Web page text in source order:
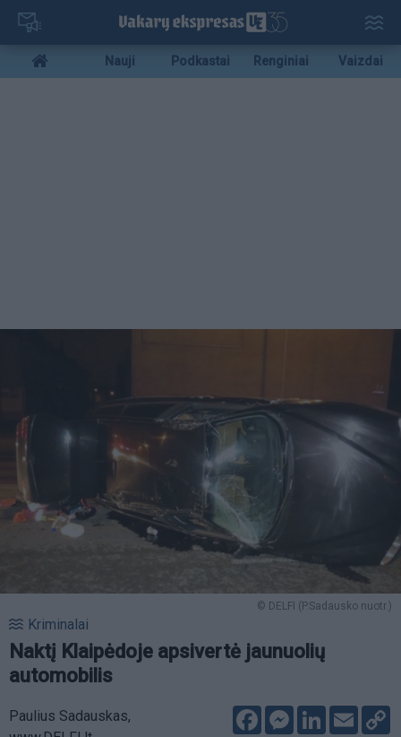
Pereiti
pagrindinį
turinį
Mobile
menu
Nauji Podkastai Renginiai Vaizdai
© DELFI (P.Sadausko nuotr.)
Kriminalai
Naktį Klaipėdoje apsivertė jaunuolių
automobilis
Paulius Sadauskas,
FacebookMessenger
LinkedIn
Email